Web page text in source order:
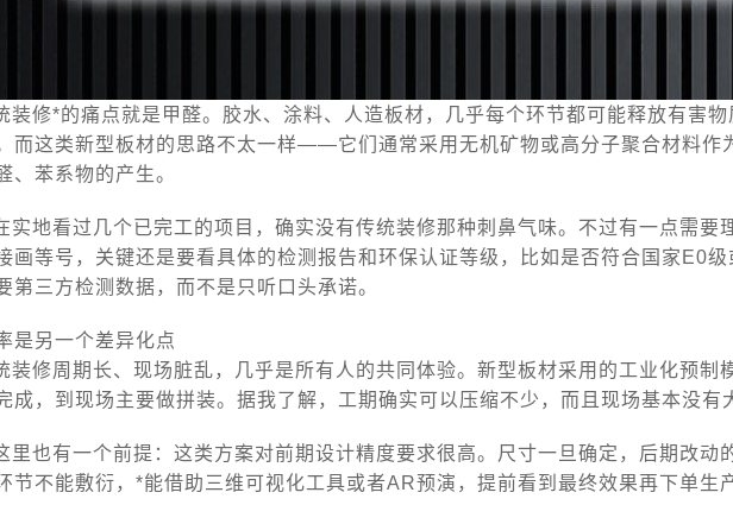
装修*的痛点就是甲醛。胶水、涂料、人造板材，几乎每个环节都可能释放有害
而这类新型板材的思路不太一样——它们通常采用无机矿物或高分子聚合材料作
、苯系物的产生。
实地看过几个已完工的项目，确实没有传统装修那种刺鼻气味。不过有一点需要
画等号，关键还是要看具体的检测报告和环保认证等级，比如是否符合国家E0
第三方检测数据，而不是只听口头承诺。
是另一个差异化点
装修周期长、现场脏乱，几乎是所有人的共同体验。新型板材采用的工业化预制
成，到现场主要做拼装。据我了解，工期确实可以压缩不少，而且现场基本没有
里也有一个前提：这类方案对前期设计精度要求很高。尺寸一旦确定，后期改动
节不能敷衍，*能借助三维可视化工具或者AR预演，提前看到最终效果再下单生